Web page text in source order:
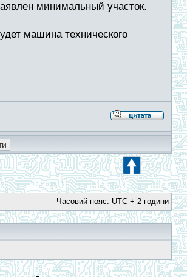
минимальный участок.
машина технического
Часовий пояс: UTC + 2 години